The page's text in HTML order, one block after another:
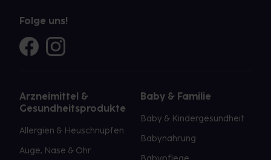
Folge uns!
Arzneimittel &
Gesundheitsprodukte
Allergien & Heuschnupfen
Auge, Nase & Ohr
Baby & Familie
Baby & Kindergesundheit
Babynahrung